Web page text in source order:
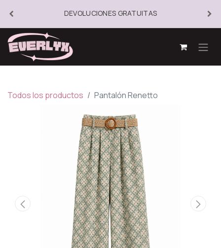
DEVOLUCIONES GRATUITAS
Todos los productos Pantalón Renetto